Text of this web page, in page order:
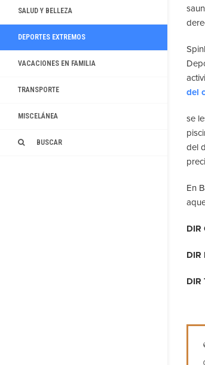
SALUD Y BELLEZA
DEPORTES EXTREMOS
VACACIONES EN FAMILIA
TRANSPORTE
MISCELÁNEA
BUSCAR
del
se
del
En
DIR
DIR
DIR